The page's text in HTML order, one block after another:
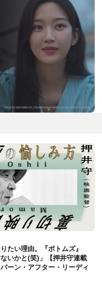
たい理由。『ボトムズ』
いかと(笑)」【押井守連載
ーン・アフター・リーディ